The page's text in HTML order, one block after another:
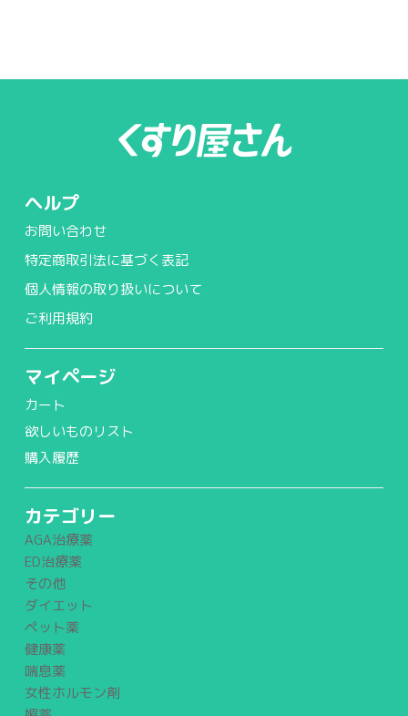
ヘルプ
お問い合わせ
特定商取引法に基づく表記
個人情報の取り扱いについて
ご利用規約
マイページ
カート
欲しいものリスト
購入履歴
カテゴリー
AGA治療薬
ED治療薬
その他
ダイエット
ペット薬
健康薬
喘息薬
女性ホルモン剤